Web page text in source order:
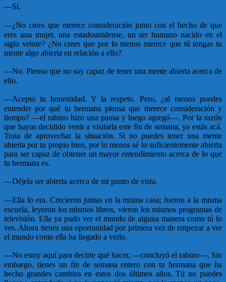
—Sí.
—¿No crees que merece consideración junto con el hecho de que
eres una mujer, una estadounidense, un ser humano nacido en el
siglo veinte? ¿No crees que por lo menos merece que tú tengas tu
mente algo abierta en relación a ello?
—No. Pienso que no soy capaz de tener una mente abierta acerca de
ello.
—Acepto tu honestidad. Y la respeto. Pero, ¿al menos puedes
entender por qué tu hermana piensa que merece consideración y
tiempo? —el rabino hizo una pausa y luego agregó—. Por la razón
que hayas decidido venir a visitarla este fin de semana, ya estás acá.
Trata de aprovechar la situación. Si no puedes tener una mente
abierta por tu propio bien, por lo menos sé lo suficientemente abierta
para ser capaz de obtener un mayor entendimiento acerca de lo que
tu hermana es.
—Déjela ser abierta acerca de mi punto de vista.
—Ella lo era. Crecieron juntas en la misma casa; fueron a la misma
escuela, leyeron los mismos libros, vieron los mismos programas de
televisión. Ella ya pudo ver el mundo de alguna manera como tú lo
ves. Ahora tienes una oportunidad por primera vez de empezar a ver
el mundo como ella ha llegado a verlo.
—No estoy aquí para decirte qué hacer, —concluyó el rabino—. Sin
embargo, tienes un fin de semana entero con tu hermana que ha
hecho grandes cambios en estos dos últimos años. Tú no puedes